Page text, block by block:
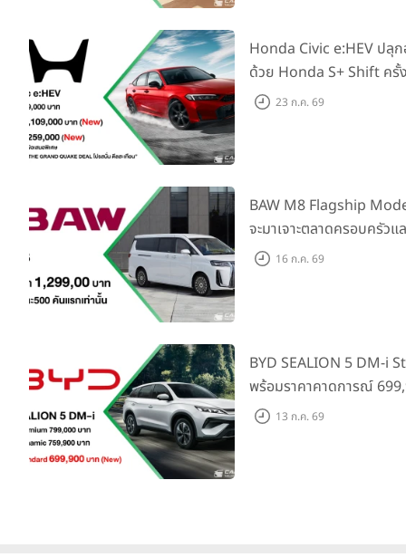
Honda Civic e:HEV ปลุ
ด้วย Honda S+ Shift ครั้
เพิ่ม Blind Spot
23 ก.ค. 69
BAW M8 Flagship
จะมาเจาะตลาดครอบครัว
ราคาที่ 1.299 ลบ. (สิทธิพิ
16 ก.ค. 69
BYD SEALION 5 DM-i
พร้อมราคาคาดการณ์
ล่าสุดที่มีระยะขับขี่รวม
13 ก.ค. 69